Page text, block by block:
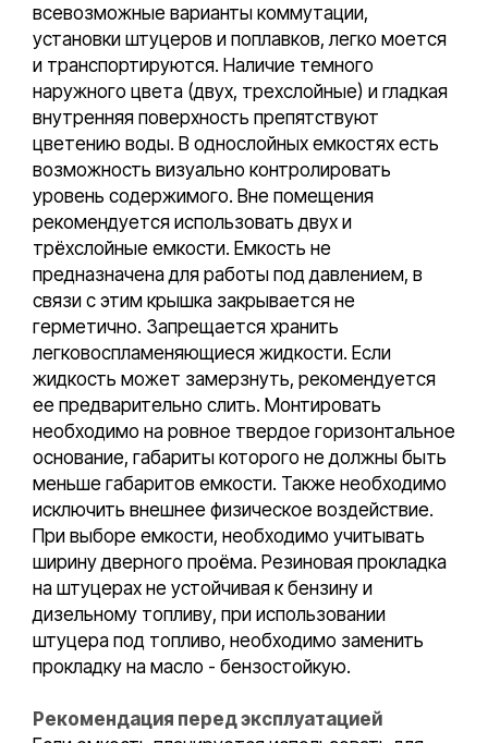
всевозможные варианты коммутации,
установки штуцеров и поплавков, легко моется
и транспортируются. Наличие темного
наружного цвета (двух, трехслойные) и гладкая
внутренняя поверхность препятствуют
цветению воды. В однослойных емкостях есть
возможность визуально контролировать
уровень содержимого. Вне помещения
рекомендуется использовать двух и
трёхслойные емкости. Емкость не
предназначена для работы под давлением, в
связи с этим крышка закрывается не
герметично. Запрещается хранить
легковоспламеняющиеся жидкости. Если
жидкость может замерзнуть, рекомендуется
ее предварительно слить. Монтировать
необходимо на ровное твердое горизонтальное
основание, габариты которого не должны быть
меньше габаритов емкости. Также необходимо
исключить внешнее физическое воздействие.
При выборе емкости, необходимо учитывать
ширину дверного проёма. Резиновая прокладка
на штуцерах не устойчивая к бензину и
дизельному топливу, при использовании
штуцера под топливо, необходимо заменить
прокладку на масло - бензостойкую.
Рекомендация перед эксплуатацией